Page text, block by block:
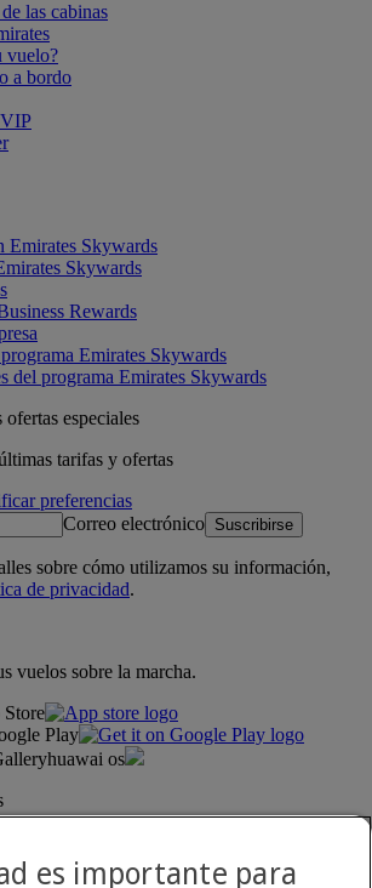
las cabinas
vuelo?
a bordo
VIP
Emirates Skywards
Skywards
Rewards
Emirates Skywards
del programa Emirates Skywards
ofertas especiales
tarifas y ofertas
preferencias
Correo electrónico Suscribirse
sobre cómo utilizamos su información,
de privacidad.
vuelos sobre la marcha.
Play
huawai os
es importante para